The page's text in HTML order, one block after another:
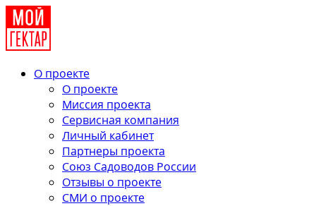
О проекте
О проекте
Миссия проекта
Сервисная компания
Личный кабинет
Партнеры проекта
Союз Садоводов России
Отзывы о проекте
СМИ о проекте